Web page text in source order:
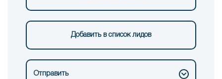
Добавить в список лидов
Отправить